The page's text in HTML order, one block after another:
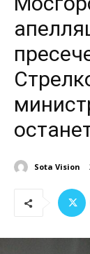
Sota Vision